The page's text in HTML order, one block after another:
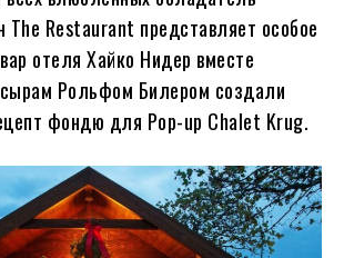
Restaurant представляет особое
отеля Хайко Нидер вместе
Рольфом Билером создали
фондю для Pop-up Chalet Krug.